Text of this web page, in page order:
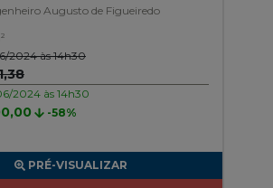
Augusto de Figueiredo
2024 às 14h30
2024 às 14h30
-58%
PRÉ-VISUALIZAR